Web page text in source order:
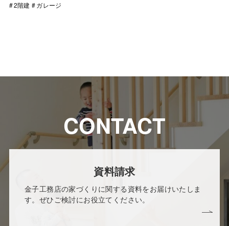
2階建
ガレージ
CONTACT
資料請求
金子工務店の家づくりに関する資料をお届けいたしま
す。ぜひご検討にお役立てください。